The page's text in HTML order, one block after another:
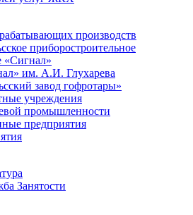
производств
приборостроительное
«Сигнал»
им. А.И. Глухарева
завод гофротары»
учреждения
промышленности
предприятия